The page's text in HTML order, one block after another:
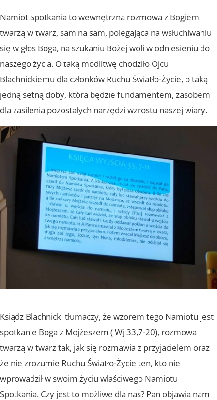
Namiot Spotkania to wewnętrzna rozmowa z Bogiem
twarzą w twarz, sam na sam, polegająca na wsłuchiwaniu
się w głos Boga, na szukaniu Bożej woli w odniesieniu do
naszego życia. O taką modlitwę chodziło Ojcu
Blachnickiemu dla członków Ruchu Światło-Życie, o taką
jedną setną doby, która będzie fundamentem, zasobem
dla zasilenia pozostałych narzędzi wzrostu naszej wiary.
Ksiądz Blachnicki tłumaczy, że wzorem tego Namiotu jest
spotkanie Boga z Mojżeszem ( Wj 33,7-20), rozmowa
twarzą w twarz tak, jak się rozmawia z przyjacielem oraz
że nie zrozumie Ruchu Światło-Życie ten, kto nie
wprowadził w swoim życiu właściwego Namiotu
Spotkania. Czy jest to możliwe dla nas? Pan objawia nam